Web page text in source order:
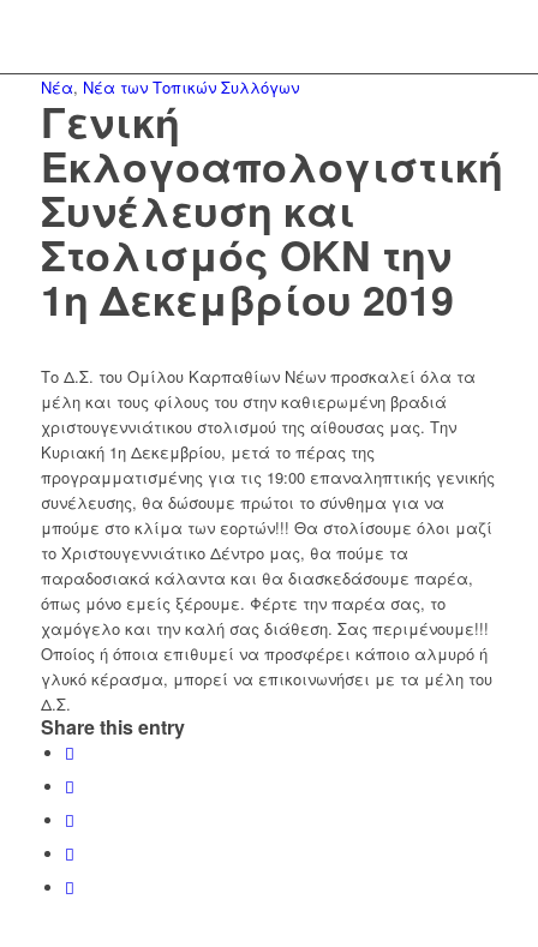
Νέα, Νέα των Τοπικών Συλλόγων
Γενική
Εκλογοαπολογιστική
Συνέλευση και
Στολισμός ΟΚΝ την
1η Δεκεμβρίου 2019
Το Δ.Σ. του Ομίλου Καρπαθίων Νέων προσκαλεί όλα τα
μέλη και τους φίλους του στην καθιερωμένη βραδιά
χριστουγεννιάτικου στολισμού της αίθουσας μας. Την
Κυριακή 1η Δεκεμβρίου, μετά το πέρας της
προγραμματισμένης για τις 19:00 επαναληπτικής γενικής
συνέλευσης, θα δώσουμε πρώτοι το σύνθημα για να
μπούμε στο κλίμα των εορτών!!! Θα στολίσουμε όλοι μαζί
το Χριστουγεννιάτικο Δέντρο μας, θα πούμε τα
παραδοσιακά κάλαντα και θα διασκεδάσουμε παρέα,
όπως μόνο εμείς ξέρουμε. Φέρτε την παρέα σας, το
χαμόγελο και την καλή σας διάθεση. Σας περιμένουμε!!!
Οποίος ή όποια επιθυμεί να προσφέρει κάποιο αλμυρό ή
γλυκό κέρασμα, μπορεί να επικοινωνήσει με τα μέλη του
Δ.Σ.
Share this entry